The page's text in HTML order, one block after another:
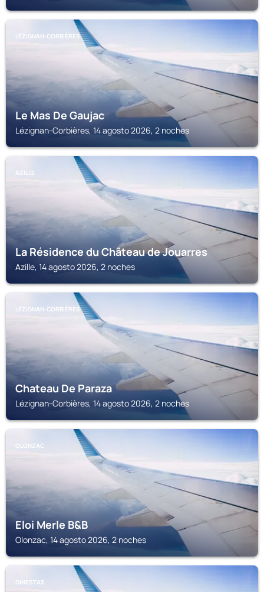
LÉZIGNAN-CORBIÈRES
Le Mas De Gaujac
Lézignan-Corbières, 14 agosto 2026, 2 noches
AZILLE
La Résidence du Château de Jouarres
Azille, 14 agosto 2026, 2 noches
LÉZIGNAN-CORBIÈRES
Chateau De Paraza
Lézignan-Corbières, 14 agosto 2026, 2 noches
OLONZAC
Eloi Merle B&B
Olonzac, 14 agosto 2026, 2 noches
GINESTAS